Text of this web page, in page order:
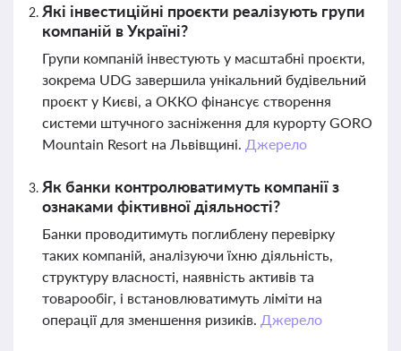
Які інвестиційні проєкти реалізують групи
компаній в Україні?
Групи компаній інвестують у масштабні проєкти,
зокрема UDG завершила унікальний будівельний
проєкт у Києві, а ОККО фінансує створення
системи штучного засніження для курорту GORO
Mountain Resort на Львівщині. Джерело
Як банки контролюватимуть компанії з
ознаками фіктивної діяльності?
Банки проводитимуть поглиблену перевірку
таких компаній, аналізуючи їхню діяльність,
структуру власності, наявність активів та
товарообіг, і встановлюватимуть ліміти на
операції для зменшення ризиків. Джерело